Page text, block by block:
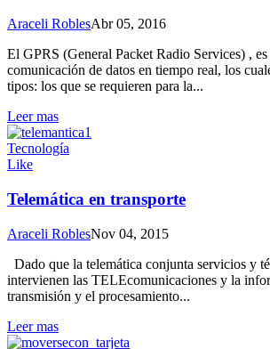
Araceli RoblesAbr 05, 2016
El GPRS (General Packet Radio Services) , es
comunicación de datos en tiempo real, los
tipos: los que se requieren para la...
Leer mas
Tecnología
Like
Telemática en transporte
Araceli RoblesNov 04, 2015
Dado que la telemática conjunta servicios y
intervienen las TELEcomunicaciones y la
transmisión y el procesamiento...
Leer mas